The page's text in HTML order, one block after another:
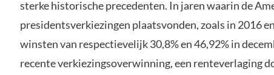
sterke historische precedenten. In jaren waarin de
presidentsverkiezingen plaatsvonden, zoals in 2016
winsten van respectievelijk 30,8% en 46,92% in
recente verkiezingsoverwinning, een renteverlaging